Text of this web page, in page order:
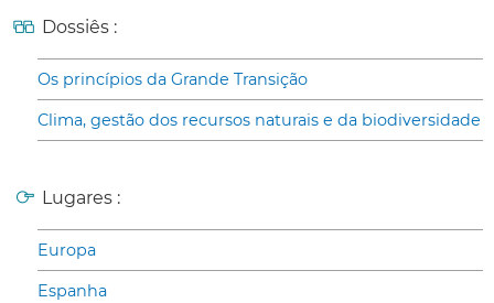
Dossiês :
Os princípios da Grande Transição
Clima, gestão dos recursos naturais e da biodiversidade
Lugares :
Europa
Espanha